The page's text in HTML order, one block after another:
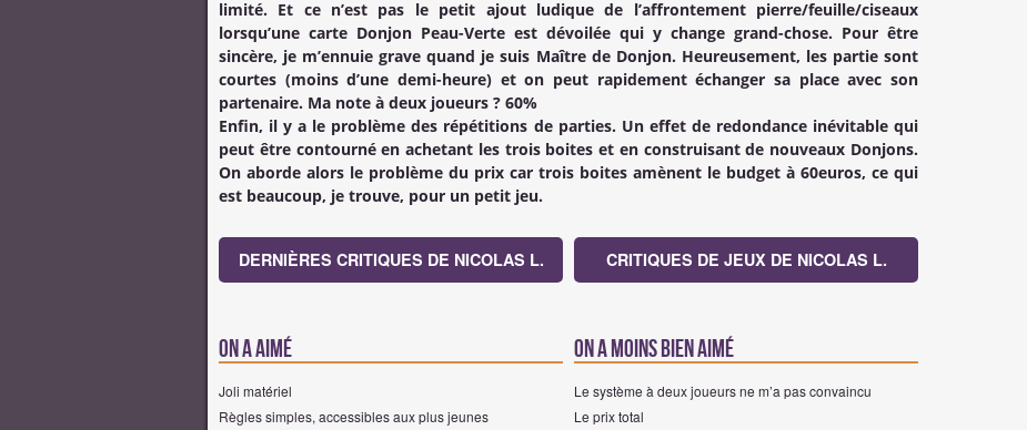
limité. Et ce n’est pas le petit ajout ludique de l’affrontement pierre/feuille/ciseaux
lorsqu’une carte Donjon Peau-Verte est dévoilée qui y change grand-chose. Pour être
sincère, je m’ennuie grave quand je suis Maître de Donjon. Heureusement, les partie sont
courtes (moins d’une demi-heure) et on peut rapidement échanger sa place avec son
partenaire. Ma note à deux joueurs ? 60%
Enfin, il y a le problème des répétitions de parties. Un effet de redondance inévitable qui
peut être contourné en achetant les trois boites et en construisant de nouveaux Donjons.
On aborde alors le problème du prix car trois boites amènent le budget à 60euros, ce qui
est beaucoup, je trouve, pour un petit jeu.
DERNIÈRES CRITIQUES DE NICOLAS L. CRITIQUES DE JEUX DE NICOLAS L.
On a aimé
Joli matériel
Règles simples, accessibles aux plus jeunes
On a moins bien aimé
Le système à deux joueurs ne m’a pas convaincu
Le prix total